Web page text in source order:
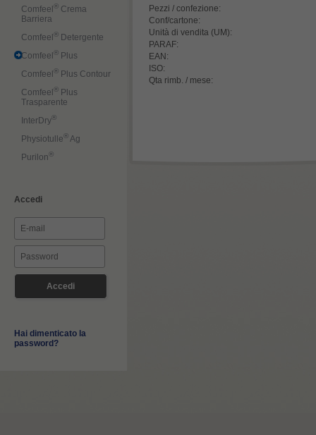
Comfeel ® Crema
Barriera
Comfeel ®
Detergente
Comfeel ®
Plus
Comfeel ®
Plus Contour
Comfeel ®
Plus
Trasparente
InterDry®
Physiotulle ® Ag
Purilon ®
Accedi
Hai dimenticato la
password?
Pezzi / confezione:
Conf/cartone:
Unità di vendita (UM):
PARAF:
EAN:
ISO:
Qta rimb. / mese: